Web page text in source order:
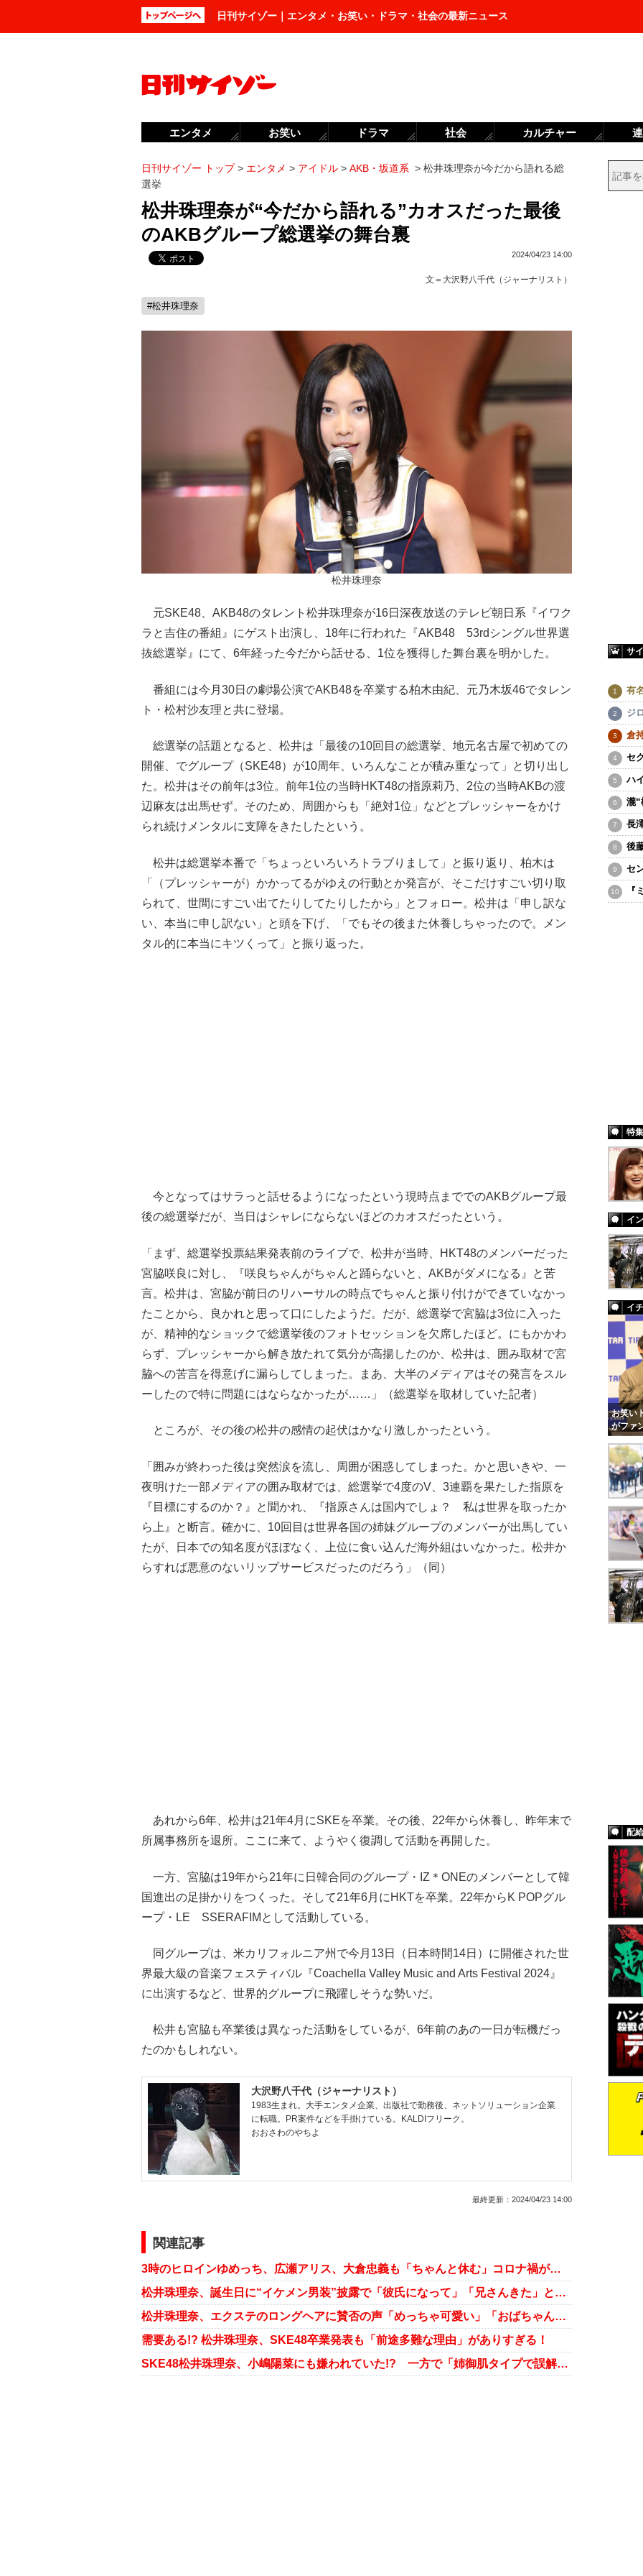
日刊サイゾー｜エンタメ・お笑い・ドラマ・社会の最新ニュース
日刊サイゾー トップ> エンタメ > アイドル > AKB・坂道系 > 松井珠理奈が今だから語れる総
選挙
松井珠理奈が“今だから語れる”カオスだった最後
のAKBグループ総選挙の舞台裏
2024/04/23 14:00
文＝ 大沢野八千代（ジャーナリスト）
#松井珠理奈
松井珠理奈
元SKE48、AKB48のタレント松井珠理奈が16日深夜放送のテレビ朝日系『イワク
ラと吉住の番組』にゲスト出演し、18年に行われた『AKB48 53rdシングル世界選
抜総選挙』にて、6年経った今だから話せる、1位を獲得した舞台裏を明かした。
番組には今月30日の劇場公演でAKB48を卒業する柏木由紀、元乃木坂46でタレン
ト・松村沙友理と共に登場。
総選挙の話題となると、松井は「最後の10回目の総選挙、地元名古屋で初めての
開催、でグループ（SKE48）が10周年、いろんなことが積み重なって」と切り出し
た。松井はその前年は3位。前年1位の当時HKT48の指原莉乃、2位の当時AKBの渡
辺麻友は出馬せず。そのため、周囲からも「絶対1位」などとプレッシャーをかけ
られ続けメンタルに支障をきたしたという。
松井は総選挙本番で「ちょっといろいろトラブりまして」と振り返り、柏木は
「（プレッシャーが）かかってるがゆえの行動とか発言が、そこだけすごい切り取
られて、世間にすごい出てたりしてたりしたから」とフォロー。松井は「申し訳な
い、本当に申し訳ない」と頭を下げ、「でもその後また休養しちゃったので。メン
タル的に本当にキツくって」と振り返った。
今となってはサラっと話せるようになったという現時点まででのAKBグループ最
後の総選挙だが、当日はシャレにならないほどのカオスだったという。
「まず、総選挙投票結果発表前のライブで、松井が当時、HKT48のメンバーだった
宮脇咲良に対し、『咲良ちゃんがちゃんと踊らないと、AKBがダメになる』と苦
言。松井は、宮脇が前日のリハーサルの時点でちゃんと振り付けができていなかっ
たことから、良かれと思って口にしたようだ。だが、総選挙で宮脇は3位に入った
が、精神的なショックで総選挙後のフォトセッションを欠席したほど。にもかかわ
らず、プレッシャーから解き放たれて気分が高揚したのか、松井は、囲み取材で宮
脇への苦言を得意げに漏らしてしまった。まあ、大半のメディアはその発言をスル
ーしたので特に問題にはならなかったが……」（総選挙を取材していた記者）
ところが、その後の松井の感情の起伏はかなり激しかったという。
「囲みが終わった後は突然涙を流し、周囲が困惑してしまった。かと思いきや、一
夜明けた一部メディアの囲み取材では、総選挙で4度のV、3連覇を果たした指原を
『目標にするのか？』と聞かれ、『指原さんは国内でしょ？ 私は世界を取ったか
ら上』と断言。確かに、10回目は世界各国の姉妹グループのメンバーが出馬してい
たが、日本での知名度がほぼなく、上位に食い込んだ海外組はいなかった。松井か
らすれば悪意のないリップサービスだったのだろう」（同）
あれから6年、松井は21年4月にSKEを卒業。その後、22年から休養し、昨年末で
所属事務所を退所。ここに来て、ようやく復調して活動を再開した。
一方、宮脇は19年から21年に日韓合同のグループ・IZ＊ONEのメンバーとして韓
国進出の足掛かりをつくった。そして21年6月にHKTを卒業。22年からK POPグル
ープ・LE SSERAFIMとして活動している。
同グループは、米カリフォルニア州で今月13日（日本時間14日）に開催された世
界最大級の音楽フェスティバル『Coachella Valley Music and Arts Festival 2024』
に出演するなど、世界的グループに飛躍しそうな勢いだ。
松井も宮脇も卒業後は異なった活動をしているが、6年前のあの一日が転機だっ
たのかもしれない。
大沢野八千代（ジャーナリスト）
1983生まれ。大手エンタメ企業、出版社で勤務後、ネットソリューション企業
に転職。PR案件などを手掛けている。KALDIフリーク。
おおさわのやちよ
最終更新： 2024/04/23 14:00
関連記事
3時のヒロインゆめっち、広瀬アリス、大倉忠義も「ちゃんと休む」コロナ禍がもたらした変化
松井珠理奈、誕生日に“イケメン男装”披露で「彼氏になって」「兄さんきた」と大反響
松井珠理奈、エクステのロングヘアに賛否の声「めっちゃ可愛い」「おばちゃんみたい」
需要ある!? 松井珠理奈、SKE48卒業発表も「前途多難な理由」がありすぎる！
SKE48松井珠理奈、小嶋陽菜にも嫌われていた!? 一方で「姉御肌タイプで誤解されやすい」との声も……
サ
有
ジ
倉
セ
ハ
瀧“
長
後
セ
『
特集
イ
イ
お笑い
がファ
配
エンタメ お笑い ドラマ 社会 カルチャー